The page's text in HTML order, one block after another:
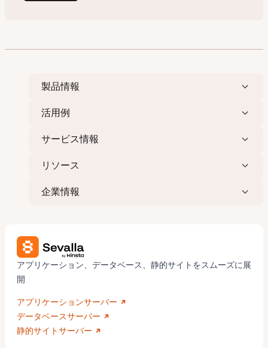
製品情報
活用例
サービス情報
リソース
企業情報
アプリケーション、データベース、静的サイトをスムーズに展
開
アプリケーションサーバー
データベースサーバー
静的サイトサーバー